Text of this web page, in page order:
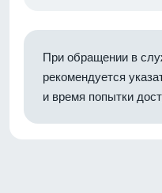
При обращении в
рекомендуется
и время попытки